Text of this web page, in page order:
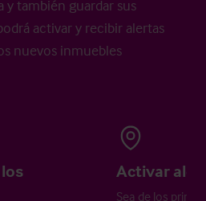
y también guardar sus
activar y recibir alertas
nuevos inmuebles
Activar
Sea de los